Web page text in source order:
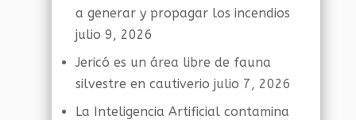
a generar y propagar los incendios
julio 9, 2026
Jericó es un área libre de fauna
silvestre en cautiverio julio 7, 2026
La Inteligencia Artificial contamina